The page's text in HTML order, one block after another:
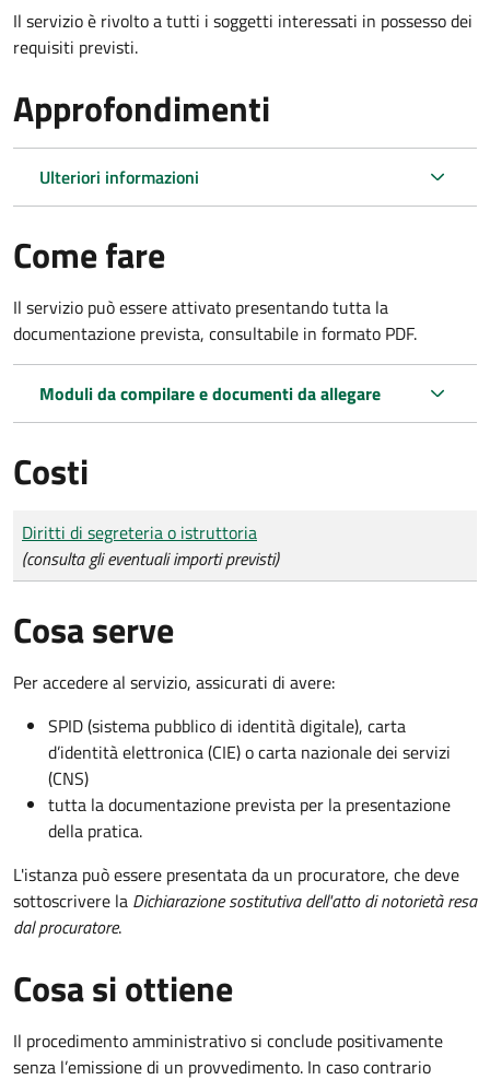
Il servizio è rivolto a tutti i soggetti interessati in possesso dei
requisiti previsti.
Approfondimenti
Ulteriori informazioni
Come fare
Il servizio può essere attivato presentando tutta la
documentazione prevista, consultabile in formato PDF.
Moduli da compilare e documenti da allegare
Costi
Tipo di pagamento
Importo
Diritti di segreteria o istruttoria
(consulta gli eventuali importi previsti)
Cosa serve
Per accedere al servizio, assicurati di avere:
SPID (sistema pubblico di identità digitale), carta
d’identità elettronica (CIE) o carta nazionale dei servizi
(CNS)
tutta la documentazione prevista per la presentazione
della pratica.
L'istanza può essere presentata da un procuratore, che deve
sottoscrivere la Dichiarazione sostitutiva dell'atto di notorietà resa
dal procuratore.
Cosa si ottiene
Il procedimento amministrativo si conclude positivamente
senza l’emissione di un provvedimento. In caso contrario